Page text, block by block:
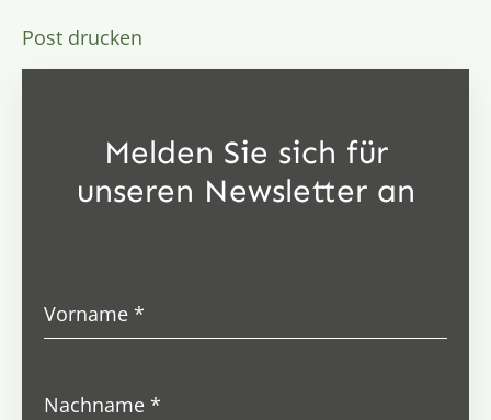
Post drucken
Melden Sie sich für
unseren Newsletter an
Vorname*
Nachname*